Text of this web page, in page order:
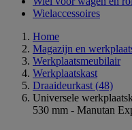
Wielaccessoires
Home
Magazijn en
Werkplaatsmeubilair
Werkplaatskast
Draaideurkast (48)
Universele
530 mm - Manutan